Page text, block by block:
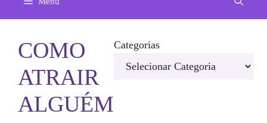
COMO
ATRAIR
ALGUÉM
Categorias